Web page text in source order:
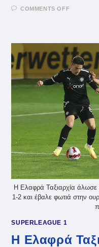
COMMENTS OFF
ΣΤΟΝ
Η Ελαφρά Ταξιαρχία άλωσε
1-2 και έβαλε φωτιά στην
SUPERLEAGUE 1
Η Ελαφρά